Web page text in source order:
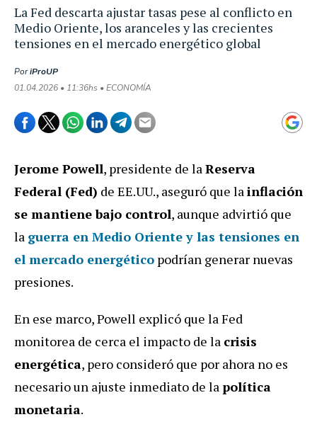
La Fed descarta ajustar tasas pese al conflicto en
Medio Oriente, los aranceles y las crecientes
tensiones en el mercado energético global
PoriProUP
01.04.2026 • 11:36hs • ECONOMÍA
Jerome Powell, presidente de laReserva
Federal (Fed) de EE.UU., aseguró que lainflación
se mantiene bajo control, aunque advirtió que
la guerra en Medio Oriente y las tensiones en
el mercado energético podrían generar nuevas
presiones.
En ese marco, Powell explicó que la Fed
monitorea de cerca el impacto de la crisis
energética, pero consideró que por ahora no es
necesario un ajuste inmediato de lapolítica
monetaria.